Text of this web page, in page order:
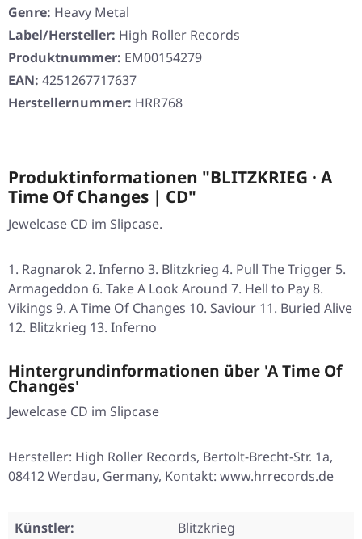
Genre: Heavy Metal
Label/Hersteller: High Roller Records
Produktnummer: EM00154279
EAN: 4251267717637
Herstellernummer: HRR768
Produktinformationen "BLITZKRIEG · A
Time Of Changes | CD"
Jewelcase CD im Slipcase.
Ragnarok 2. Inferno 3. Blitzkrieg 4. Pull The Trigger 5.
Armageddon 6. Take A Look Around 7. Hell to Pay 8.
Vikings 9. A Time Of Changes 10. Saviour 11. Buried Alive
12. Blitzkrieg 13. Inferno
Hintergrundinformationen über 'A Time Of
Changes'
Jewelcase CD im Slipcase
Hersteller: High Roller Records, Bertolt-Brecht-Str. 1a,
08412 Werdau, Germany, Kontakt: www.hrrecords.de
Künstler:
Blitzkrieg